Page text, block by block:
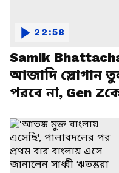
Samik
আজাদি স্লোগান
পরবে না, Gen
22:58